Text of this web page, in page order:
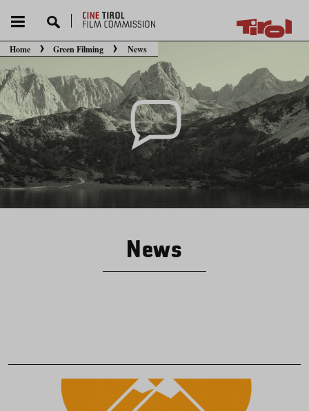
Sie befinden sich hier:
Home Green Filming News
News